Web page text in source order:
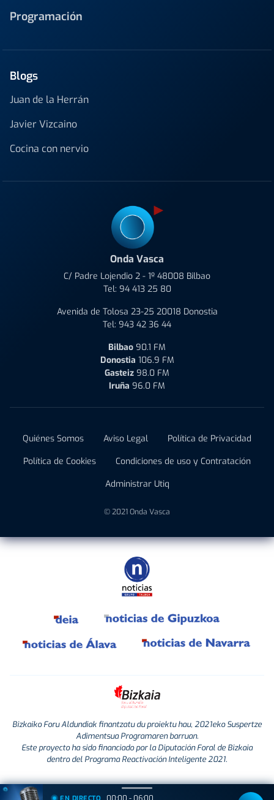
Programación
Blogs
Juan de la Herrán
Javier Vizcaino
Cocina con nervio
Onda Vasca
C/ Padre Lojendio 2 - 1º 48008 Bilbao
Tel: 94 413 25 80
Avenida de Tolosa 23-25 20018 Donostia
Tel: 943 42 36 44
Bilbao 90.1 FM
Donostia 106.9 FM
Gasteiz 98.0 FM
Iruña 96.0 FM
Quiénes Somos Aviso Legal
Política de Privacidad
Política de Cookies
Condiciones de uso y Contratación
Administrar Utiq
© 2021 Onda Vasca
Bizkaiko Foru Aldundiak finantzatu du proiektu hau, 2021eko Suspertze
Adimentsua Programaren barruan.
Este proyecto ha sido financiado por la Diputación Foral de Bizkaia
dentro del Programa Reactivación Inteligente 2021.
EN DIRECTO